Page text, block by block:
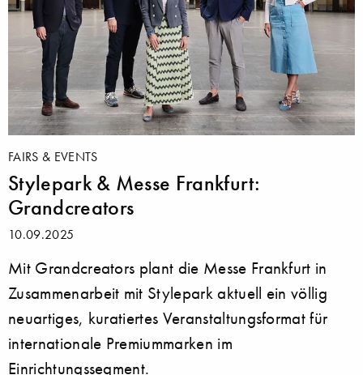
FAIRS & EVENTS
Stylepark & Messe Frankfurt:
Grandcreators
10.09.2025
Mit Grandcreators plant die Messe Frankfurt in
Zusammenarbeit mit Stylepark aktuell ein völlig
neuartiges, kuratiertes Veranstaltungsformat für
internationale Premiummarken im
Einrichtungssegment.